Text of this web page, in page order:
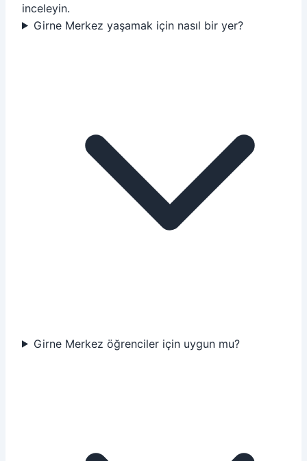
inceleyin.
Girne Merkez yaşamak için nasıl bir yer?
Girne Merkez öğrenciler için uygun mu?